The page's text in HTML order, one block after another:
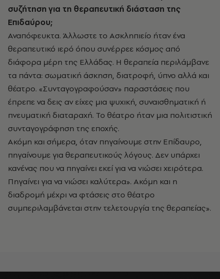
συζήτηση για τη θεραπευτική διάσταση της
Επιδαύρου;
Αναπόφευκτα. Άλλωστε το Ασκληπιείο ήταν ένα
θεραπευτικό ιερό όπου συνέρρεε κόσμος από
διάφορα μέρη της Ελλάδας. Η θεραπεία περιλάμβανε
τα πάντα: σωματική άσκηση, διατροφή, ύπνο αλλά και
θέατρο. «Συνταγογραφούσαν» παραστάσεις που
έπρεπε να δεις αν είχες μια ψυχική, συναισθηματική ή
πνευματική διαταραχή. Το θέατρο ήταν μια πολιτιστική
συνταγογράφηση της εποχής.
Ακόμη και σήμερα, όταν πηγαίνουμε στην Επίδαυρο,
πηγαίνουμε για θεραπευτικούς λόγους. Δεν υπάρχει
κανένας που να πηγαίνει εκεί για να νιώσει χειρότερα.
Πηγαίνει για να νιώσει καλύτερα». Ακόμη και η
διαδρομή μέχρι να φτάσεις στο θέατρο
συμπεριλαμβάνεται στην τελετουργία της θεραπείας».